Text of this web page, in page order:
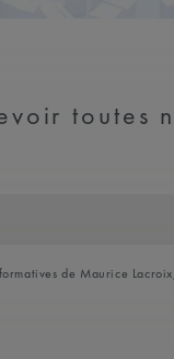
toutes
de Maurice